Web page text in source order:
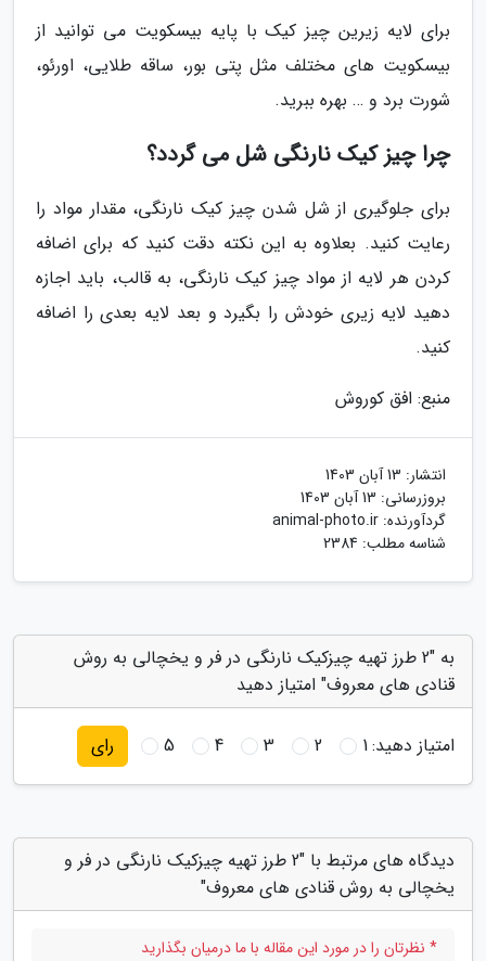
برای لایه زیرین چیز کیک با پایه بیسکویت می توانید از
بیسکویت های مختلف مثل پتی بور، ساقه طلایی، اورئو،
شورت برد و … بهره ببرید.
چرا چیز کیک نارنگی شل می گردد؟
برای جلوگیری از شل شدن چیز کیک نارنگی، مقدار مواد را
رعایت کنید. بعلاوه به این نکته دقت کنید که برای اضافه
کردن هر لایه از مواد چیز کیک نارنگی، به قالب، باید اجازه
دهید لایه زیری خودش را بگیرد و بعد لایه بعدی را اضافه
کنید.
منبع: افق کوروش
انتشار: 13 آبان 1403
بروزرسانی: 13 آبان 1403
گردآورنده: animal-photo.ir
شناسه مطلب: 2384
به "2 طرز تهیه چیزکیک نارنگی در فر و یخچالی به روش
قنادی های معروف" امتیاز دهید
امتیاز دهید:1
2
3
4
5 رای
دیدگاه های مرتبط با "2 طرز تهیه چیزکیک نارنگی در فر و
یخچالی به روش قنادی های معروف"
* نظرتان را در مورد این مقاله با ما درمیان بگذارید